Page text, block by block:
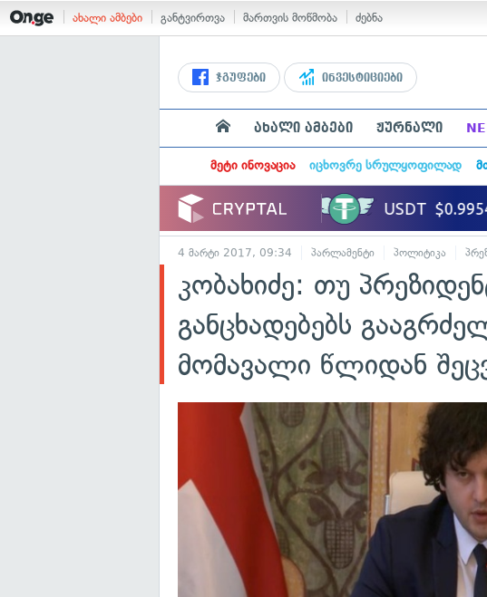
ახალი ამბები განტვირთვა მართვის მოწმობა ძებნა
ჯგუფები ინვესტიციები
ახალი ამბები ჟურნალი NE
მეტი ინოვაცია იცხოვრე სრულყოფილად
4 მარტი 2017, 09:34 პარლამენტი პოლიტიკა
კობახიძე: თუ
განცხადებებს
მომავალი წლიდან